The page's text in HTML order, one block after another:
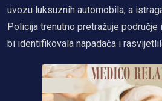
uvozu luksuznih automobila, a
Policija trenutno pretražuje
bi identifikovala napadača i